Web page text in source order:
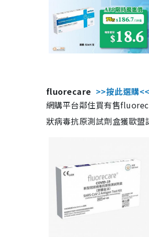
fluorecare >>按此選購<<
網購平台鄰住買有售
狀病毒抗原測試劑盒獲歐